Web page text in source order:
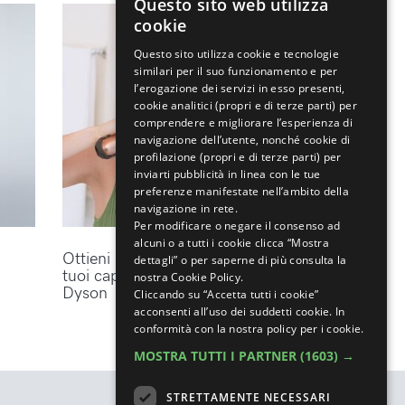
Ottieni lo styling perfetto per i
tuoi capelli con gli accessori
Dyson
Questo sito web utilizza
cookie
Questo sito utilizza cookie e tecnologie
similari per il suo funzionamento e per
l’erogazione dei servizi in esso presenti,
cookie analitici (propri e di terze parti) per
comprendere e migliorare l’esperienza di
navigazione dell’utente, nonché cookie di
profilazione (propri e di terze parti) per
inviarti pubblicità in linea con le tue
preferenze manifestate nell’ambito della
navigazione in rete.
Per modificare o negare il consenso ad
alcuni o a tutti i cookie clicca “Mostra
dettagli” o per saperne di più consulta la
nostra Cookie Policy.
Cliccando su “Accetta tutti i cookie”
acconsenti all’uso dei suddetti cookie. In
conformità con la nostra policy per i cookie.
MOSTRA TUTTI I PARTNER (1603) →
STRETTAMENTE NECESSARI